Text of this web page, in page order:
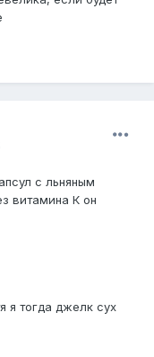
с льняным
витамина К он
я тогда джелк сух